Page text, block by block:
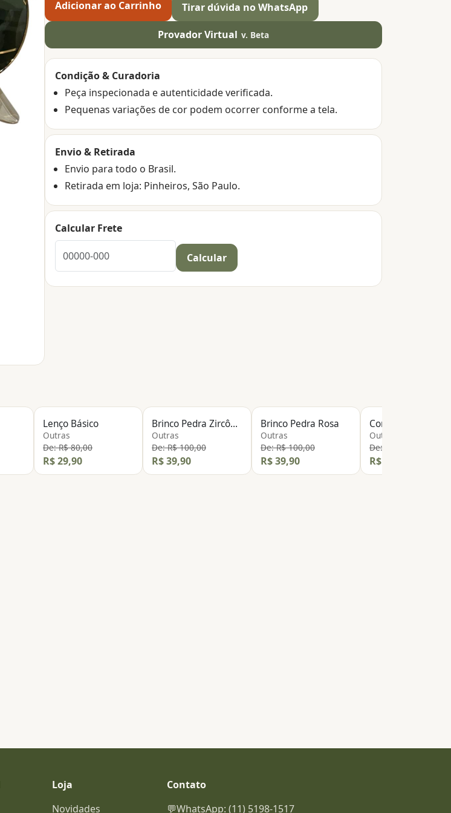
Adicionar ao Carrinho Tirar dúvida no WhatsApp
Provador Virtual v. Beta
Condição & Curadoria
Peça inspecionada e autenticidade verificada.
Pequenas variações de cor podem ocorrer conforme a tela.
Envio & Retirada
Envio para todo o Brasil.
Retirada em loja: Pinheiros, São Paulo.
Calcular Frete
Calcular
Lenço Básico
Outras
De: R$ 80,00
R$ 29,90
Brinco Pedra Zircônia
Outras
De: R$ 100,00
R$ 39,90
Brinco Pedra Rosa
Outras
De: R$ 100,00
R$ 39,90
Outras
De: R$ 500,00
R$ 99,90
Loja
Novidades
Contato
💬WhatsApp: (11) 5198-1517